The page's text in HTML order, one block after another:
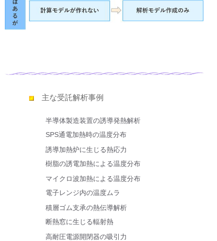
主な受託解析事例
半導体製造装置の誘導発熱解析
SPS通電加熱時の温度分布
誘導加熱炉に生じる熱応力
樹脂の誘電加熱による温度分布
マイクロ波加熱による温度分布
電子レンジ内の温度ムラ
積層ゴム支承の熱伝導解析
断熱窓に生じる輻射熱
高耐圧電源開閉器の吸引力